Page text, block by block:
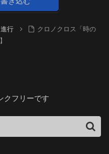
行
クロノクロス「時の
クフリーです